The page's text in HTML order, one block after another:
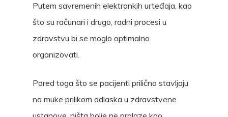
Putem savremenih elektronkih urteđaja, kao
što su računari i drugo, radni procesi u
zdravstvu bi se moglo optimalno
organizovati.
Pored toga što se pacijenti prilično stavljaju
na muke prilikom odlaska u zdravstvene